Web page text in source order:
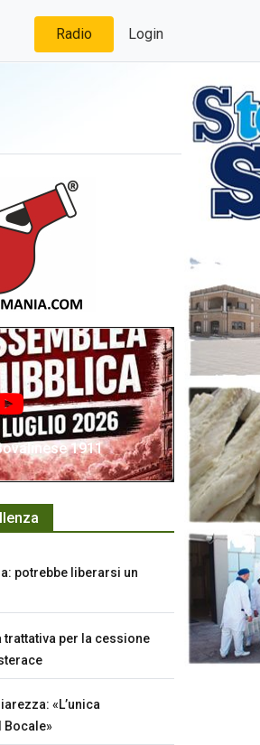
Radio Login
1911
potrebbe liberarsi un
per la cessione
«L’unica
Bocale»